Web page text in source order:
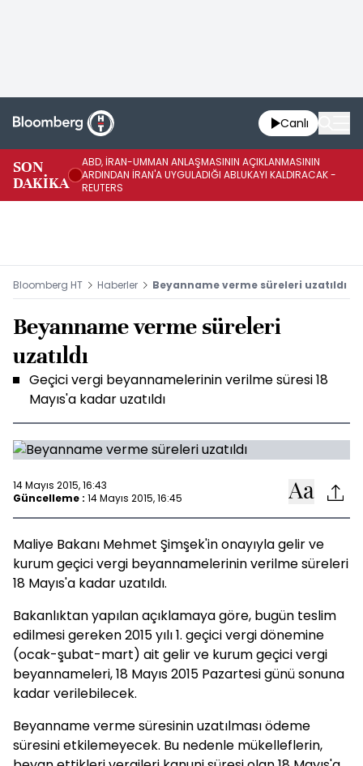
Canlı
SON
DAKİKA
ABD, İRAN-UMMAN ANLAŞMASININ AÇIKLANMASININ
ARDINDAN İRAN'A UYGULADIĞI ABLUKAYI KALDIRACAK -
REUTERS
Bloomberg HT Haberler Beyanname verme süreleri uzatıldı
Beyanname verme süreleri
uzatıldı
Geçici vergi beyannamelerinin verilme süresi 18
Mayıs'a kadar uzatıldı
14 Mayıs 2015, 16:43
Güncelleme : 14 Mayıs 2015, 16:45
Maliye Bakanı Mehmet Şimşek'in onayıyla gelir ve
kurum geçici vergi beyannamelerinin verilme süreleri
18 Mayıs'a kadar uzatıldı.
Bakanlıktan yapılan açıklamaya göre, bugün teslim
edilmesi gereken 2015 yılı 1. geçici vergi dönemine
(ocak-şubat-mart) ait gelir ve kurum geçici vergi
beyannameleri, 18 Mayıs 2015 Pazartesi günü sonuna
kadar verilebilecek.
Beyanname verme süresinin uzatılması ödeme
süresini etkilemeyecek. Bu nedenle mükelleflerin,